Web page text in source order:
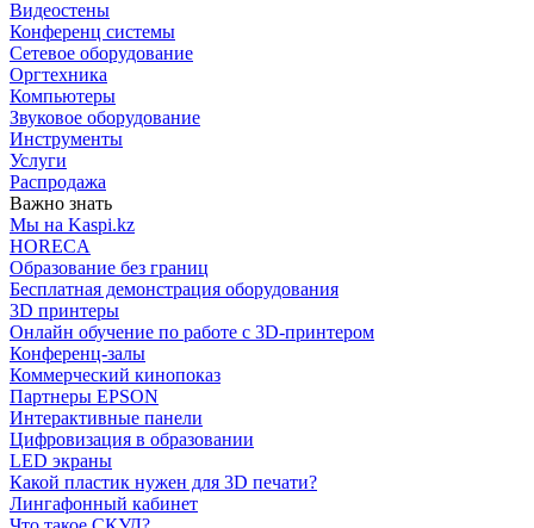
Видеостены
Конференц системы
Сетевое оборудование
Оргтехника
Компьютеры
Звуковое оборудование
Инструменты
Услуги
Распродажа
Важно знать
Мы на Kaspi.kz
HORECA
Образование без границ
Бесплатная демонстрация оборудования
3D принтеры
Онлайн обучение по работе с 3D-принтером
Конференц-залы
Коммерческий кинопоказ
Партнеры EPSON
Интерактивные панели
Цифровизация в образовании
LED экраны
Какой пластик нужен для 3D печати?
Лингафонный кабинет